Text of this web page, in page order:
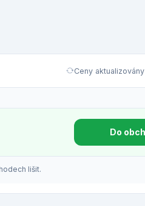
Ceny
Do
lišit.